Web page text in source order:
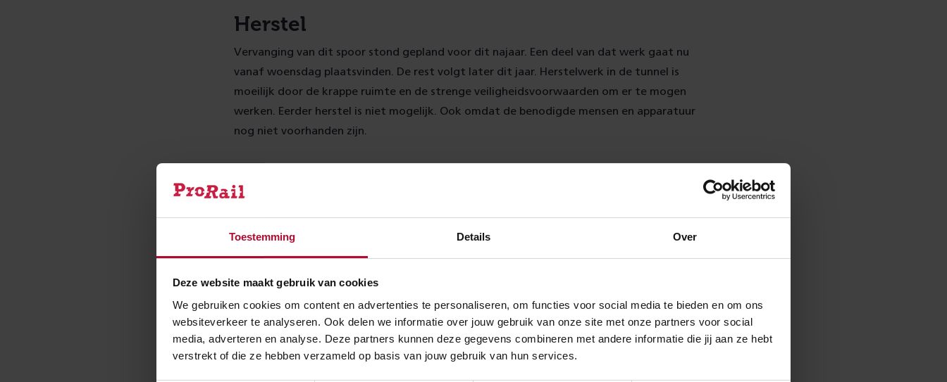
Toestemming Details Over
Deze website maakt gebruik van cookies
We gebruiken cookies om content en advertenties te personaliseren, om functies voor social media te bieden en om ons
websiteverkeer te analyseren. Ook delen we informatie over jouw gebruik van onze site met onze partners voor social
media, adverteren en analyse. Deze partners kunnen deze gegevens combineren met andere informatie die jij aan ze hebt
verstrekt of die ze hebben verzameld op basis van jouw gebruik van hun services.
Herstel
Vervanging van dit spoor stond gepland voor dit najaar. Een deel van dat werk gaat nu
vanaf woensdag plaatsvinden. De rest volgt later dit jaar. Herstelwerk in de tunnel is
moeilijk door de krappe ruimte en de strenge veiligheidsvoorwaarden om er te mogen
werken. Eerder herstel is niet mogelijk. Ook omdat de benodigde mensen en apparatuur
nog niet voorhanden zijn.
Wat betekent dit voor de reizigers
Meer over: Tunnels & bruggen Onderhoud